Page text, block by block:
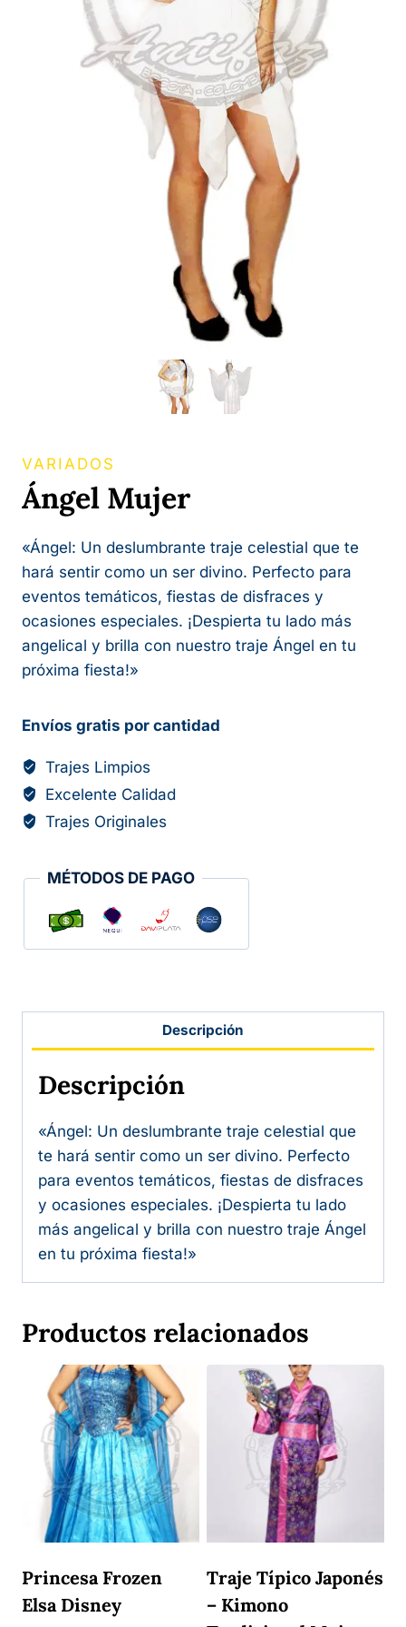
VARIADOS
Ángel Mujer
«Ángel: Un deslumbrante traje celestial que te
hará sentir como un ser divino. Perfecto para
eventos temáticos, fiestas de disfraces y
ocasiones especiales. ¡Despierta tu lado más
angelical y brilla con nuestro traje Ángel en tu
próxima fiesta!»
Envíos gratis por cantidad
Trajes Limpios
Excelente Calidad
Trajes Originales
MÉTODOS DE PAGO
Descripción
Descripción
«Ángel: Un deslumbrante traje celestial que
te hará sentir como un ser divino. Perfecto
para eventos temáticos, fiestas de disfraces
y ocasiones especiales. ¡Despierta tu lado
más angelical y brilla con nuestro traje Ángel
en tu próxima fiesta!»
Productos relacionados
Princesa Frozen
Elsa Disney
Traje Típico Japonés
– Kimono